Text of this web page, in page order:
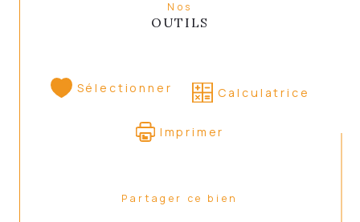
Rénovation de qualité
Charme de l’ancien préservé
Nos
OUTILS
Sélectionner Calculatrice
Imprimer
Partager ce bien